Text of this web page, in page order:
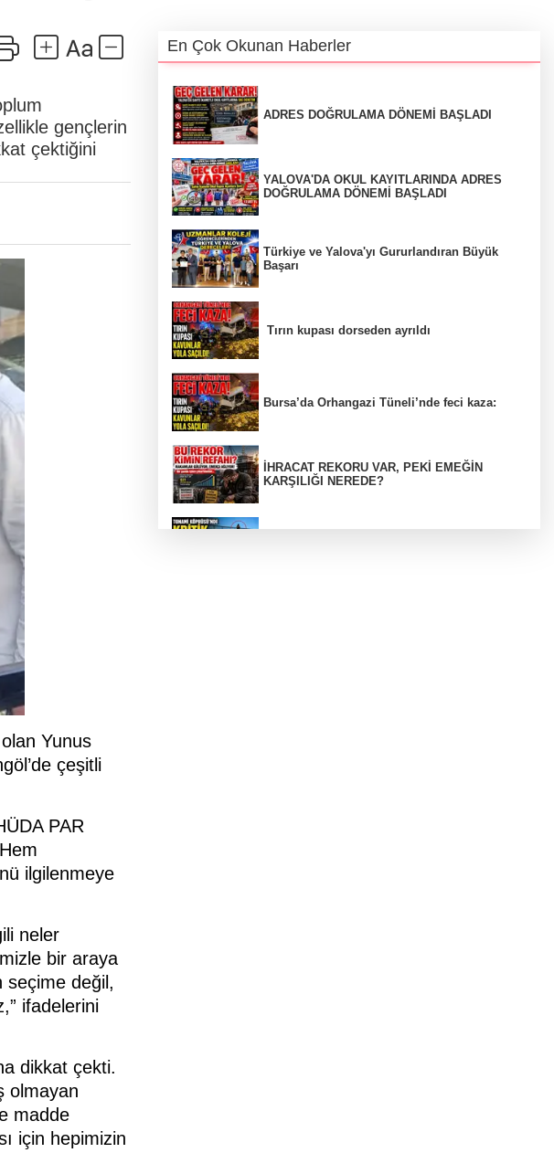
gençlerin
çektiğini
Yunus
çeşitli
PAR
ilgilenmeye
neler
bir araya
seçime değil,
ifadelerini
dikkat çekti.
olmayan
madde
için hepimizin
En Çok Okunan Haberler
ADRES DOĞRULAMA DÖNEMİ BAŞLADI
YALOVA'DA OKUL KAYITLARINDA ADRES
DOĞRULAMA DÖNEMİ BAŞLADI
Türkiye ve Yalova'yı Gururlandıran Büyük
Başarı
Tırın kupası dorseden ayrıldı
Bursa’da Orhangazi Tüneli’nde feci kaza:
İHRACAT REKORU VAR, PEKİ EMEĞİN
KARŞILIĞI NEREDE?